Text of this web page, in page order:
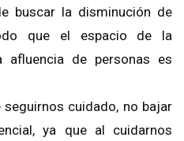
buscar la disminución de
que el espacio de la
de personas es
cuidado, no bajar
ya que al cuidarnos